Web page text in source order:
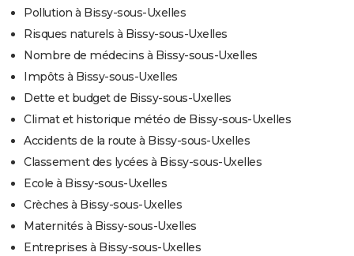
Pollution à Bissy-sous-Uxelles
Risques naturels à Bissy-sous-Uxelles
Nombre de médecins à Bissy-sous-Uxelles
Impôts à Bissy-sous-Uxelles
Dette et budget de Bissy-sous-Uxelles
Climat et historique météo de Bissy-sous-Uxelles
Accidents de la route à Bissy-sous-Uxelles
Classement des lycées à Bissy-sous-Uxelles
Ecole à Bissy-sous-Uxelles
Crèches à Bissy-sous-Uxelles
Maternités à Bissy-sous-Uxelles
Entreprises à Bissy-sous-Uxelles